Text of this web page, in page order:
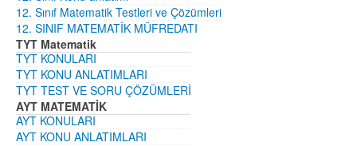
12. Sınıf Matematik Testleri ve Çözümleri
12. SINIF MATEMATİK MÜFREDATI
TYT Matematik
TYT KONULARI
TYT KONU ANLATIMLARI
TYT TEST VE SORU ÇÖZÜMLERİ
AYT MATEMATİK
AYT KONULARI
AYT KONU ANLATIMLARI